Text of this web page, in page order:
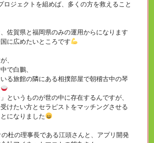
ロジェクトを組めば、多くの方を救えること
佐賀県と福岡県のみの運用からになります
に広めたいところです
、
で白鵬、
る旅館の隣にある相撲部屋で朝稽古中の琴
」というものが世の中に存在するんですが、
けたい方とセラピストをマッチングさせる
になりました
の杜の理事長である江頭さんと、アプリ開発